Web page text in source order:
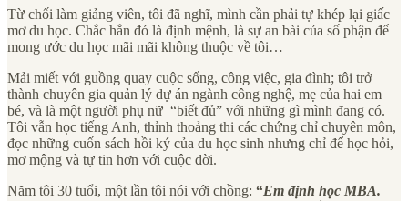
Từ chối làm giảng viên, tôi đã nghĩ, mình cần phải tự khép lại giấc
mơ du học. Chắc hẳn đó là định mệnh, là sự an bài của số phận để
mong ước du học mãi mãi không thuộc về tôi…
Mải miết với guồng quay cuộc sống, công việc, gia đình; tôi trở
thành chuyên gia quản lý dự án ngành công nghệ, mẹ của hai em
bé, và là một người phụ nữ “biết đủ” với những gì mình đang có.
Tôi vẫn học tiếng Anh, thỉnh thoảng thi các chứng chỉ chuyên môn,
đọc những cuốn sách hồi ký của du học sinh nhưng chỉ để học hỏi,
mơ mộng và tự tin hơn với cuộc đời.
Năm tôi 30 tuổi, một lần tôi nói với chồng: “Em định học MBA.